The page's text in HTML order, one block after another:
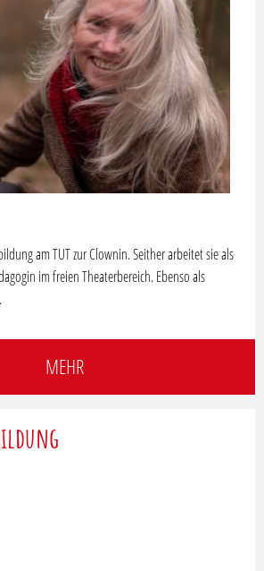
am TUT zur Clownin. Seither arbeitet sie als
im freien Theaterbereich. Ebenso als
MEHR